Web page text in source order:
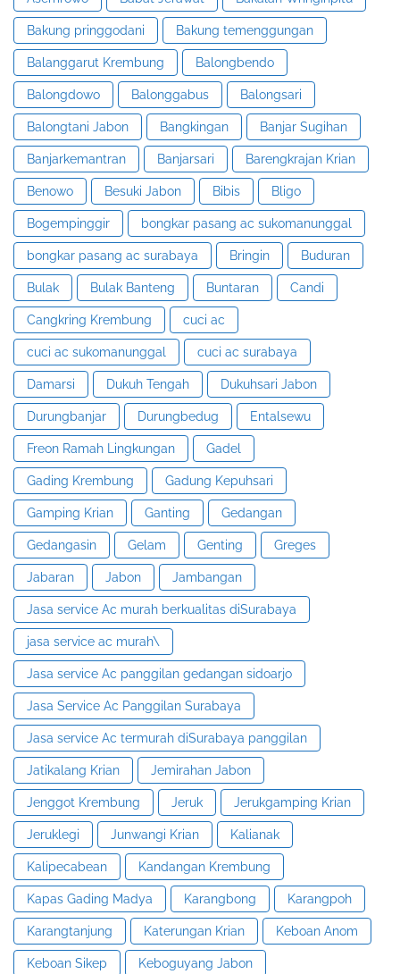
Bakung pringgodani Bakung temenggungan
Balanggarut Krembung Balongbendo
Balongdowo Balonggabus Balongsari
Balongtani Jabon Bangkingan Banjar Sugihan
Banjarkemantran Banjarsari Barengkrajan Krian
Benowo Besuki Jabon Bibis Bligo
Bogempinggir bongkar pasang ac sukomanunggal
bongkar pasang ac surabaya Bringin Buduran
Bulak Bulak Banteng Buntaran Candi
Cangkring Krembung cuci ac
cuci ac sukomanunggal cuci ac surabaya
Damarsi Dukuh Tengah Dukuhsari Jabon
Durungbanjar Durungbedug Entalsewu
Freon Ramah Lingkungan Gadel
Gading Krembung Gadung Kepuhsari
Gamping Krian Ganting Gedangan
Gedangasin Gelam Genting Greges
Jabaran Jabon Jambangan
Jasa service Ac murah berkualitas diSurabaya
jasa service ac murah\
Jasa service Ac panggilan gedangan sidoarjo
Jasa Service Ac Panggilan Surabaya
Jasa service Ac termurah diSurabaya panggilan
Jatikalang Krian Jemirahan Jabon
Jenggot Krembung Jeruk Jerukgamping Krian
Jeruklegi Junwangi Krian Kalianak
Kalipecabean Kandangan Krembung
Kapas Gading Madya Karangbong Karangpoh
Karangtanjung Katerungan Krian Keboan Anom
Keboan Sikep Keboguyang Jabon